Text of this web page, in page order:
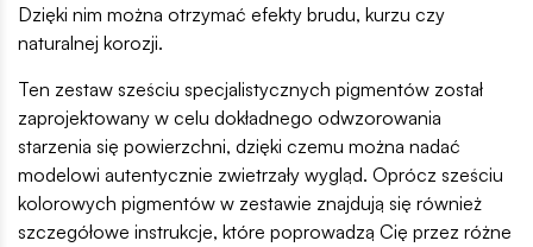
Dzięki nim można otrzymać efekty brudu, kurzu czy
naturalnej korozji.
Ten zestaw sześciu specjalistycznych pigmentów został
zaprojektowany w celu dokładnego odwzorowania
starzenia się powierzchni, dzięki czemu można nadać
modelowi autentycznie zwietrzały wygląd. Oprócz sześciu
kolorowych pigmentów w zestawie znajdują się również
szczegółowe instrukcje, które poprowadzą Cię przez różne